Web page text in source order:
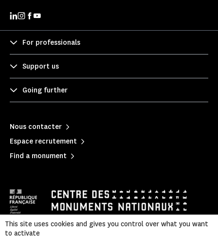
For professionals
Support us
Going further
Nous contacter
Espace recrutement
Find a monument
This site uses cookies and gives you control over what you want
to activate